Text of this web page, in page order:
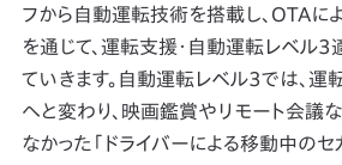
フから自動運転技術を搭載し、OTAに
を通じて、運転支援・自動運転レベル
ていきます。自動運転レベル3では、運
へと変わり、映画鑑賞やリモート会議
なかった「ドライバーによる移動中のセ